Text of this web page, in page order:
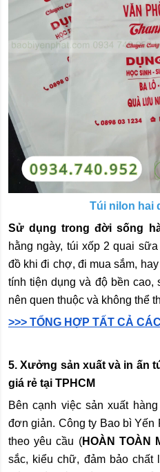
Túi nilon hai
Sử dụng trong đời sống
hằng ngày, túi xốp 2 quai
đồ khi đi chợ, đi mua sắm,
tính tiện dụng và độ bền cao,
nên quen thuộc và không thể
>>> TỔNG HỢP TẤT CẢ
5. Xưởng sản xuất và in ấn
giá rẻ tại TPHCM
Bên cạnh việc sản xuất
đơn giản. Công ty Bao bì Yến
theo yêu cầu (HOÀN TOÀN
sắc, kiểu chữ, đảm bảo